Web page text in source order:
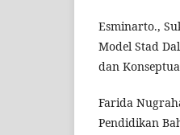
Esminarto.,
Model Stad
dan
Farida
Pendidikan